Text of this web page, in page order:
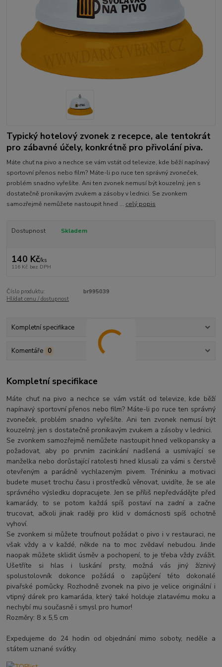
Typický hotelový zvonek z recepce, ale tentokrát
pro zábavné účely, konkrétně pro přivolání piva.
Máte chuť na pivo a nechce se vám vstát od televize, kde běží napínavý
sportovní přenos nebo film? Máte-li po ruce ten správný zvoneček,
problém snadno vyřešíte. Ani ten zvonek nemusí být kouzelný, jen s
dostatečně pronikavým zvukem a zásoby v lednici. Se zvonkem
samozřejmě nemůžete nastoupit hned ... celý popis
Dostupnost Skladem
140 Kč/ks
116 Kč bez DPH
Číslo produktu:
br995039
Hlídat cenu / dostupnost
Kompletní specifikace
Komentáře 0
Kompletní specifikace
Máte chuť na pivo a nechce se vám vstát od televize, kde běží
napínavý sportovní přenos nebo film? Máte-li po ruce ten správný
zvoneček, problém snadno vyřešíte. Ani ten zvonek nemusí být
kouzelný, jen s dostatečně pronikavým zvukem a zásoby v lednici.
Se zvonkem samozřejmě nemůžete nastoupit hned velkopansky a
požadovat, aby po prvním zacinkání nadšená a usmívající se
manželka nebo dorůstající ratolesti hned klusali za vámi s čerstvě
otevřeným a parádně vychlazeným pivem. Tréninku a motivaci
budete muset trochu času i prostředků věnovat, uvidíte, že se ale
správného výsledku dopracujete. Jen se příliš nepředvádějte před
kamarády, to se potom každá spíš postaví na zadní a začne
trucovat, ačkoli jinak raději pro klid v domácnosti spíš ochotně
vyhoví.
Se zvonkem si můžete troufnout požádat o pivo i v restauraci, ne
však vždy a v každé, někde na to moc zvědaví nebudou. Jinde
naopak můžete sklidit úsměv a pochopení, to je třeba vždy zvážit.
Ušetříte si hlas i luskání prsty, možná vás jiný žíznivý
spolustolovník dokonce požádá o zapůjčení této dokonalé
pivařské pomůcky. Rozhodně zvonek na pivo je velice originální i
vtipný dárek pro kamaráda, který také holduje zlatavému moku a
nechybí mu současně i smysl pro humor!
Rozměry: 8 x 5,5 cm
Expedujeme do 24 hodin od objednání mimo soboty, neděle a
státem uznané svátky.